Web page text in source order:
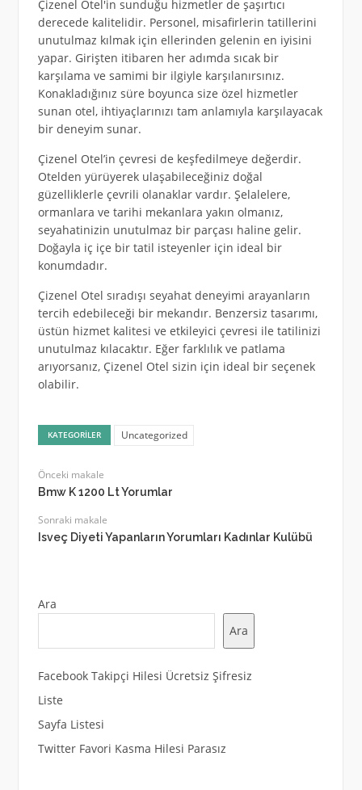
Çizenel Otel'in sunduğu hizmetler de şaşırtıcı
derecede kalitelidir. Personel, misafirlerin tatillerini
unutulmaz kılmak için ellerinden gelenin en iyisini
yapar. Girişten itibaren her adımda sıcak bir
karşılama ve samimi bir ilgiyle karşılanırsınız.
Konakladığınız süre boyunca size özel hizmetler
sunan otel, ihtiyaçlarınızı tam anlamıyla karşılayacak
bir deneyim sunar.
Çizenel Otel’in çevresi de keşfedilmeye değerdir.
Otelden yürüyerek ulaşabileceğiniz doğal
güzelliklerle çevrili olanaklar vardır. Şelalelere,
ormanlara ve tarihi mekanlara yakın olmanız,
seyahatinizin unutulmaz bir parçası haline gelir.
Doğayla iç içe bir tatil isteyenler için ideal bir
konumdadır.
Çizenel Otel sıradışı seyahat deneyimi arayanların
tercih edebileceği bir mekandır. Benzersiz tasarımı,
üstün hizmet kalitesi ve etkileyici çevresi ile tatilinizi
unutulmaz kılacaktır. Eğer farklılık ve patlama
arıyorsanız, Çizenel Otel sizin için ideal bir seçenek
olabilir.
KATEGORILER Uncategorized
Önceki makale
Bmw K 1200 Lt Yorumlar
Sonraki makale
Isveç Diyeti Yapanların Yorumları Kadınlar Kulübü
Ara
Ara
Facebook Takipçi Hilesi Ücretsiz Şifresiz
Liste
Sayfa Listesi
Twitter Favori Kasma Hilesi Parasız